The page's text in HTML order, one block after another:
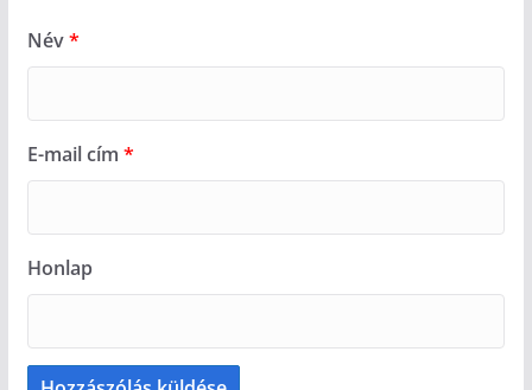
Név*
E-mail cím *
Honlap